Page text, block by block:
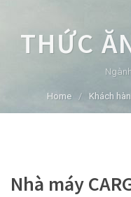
THỨC
Home / Khách
Nhà máy